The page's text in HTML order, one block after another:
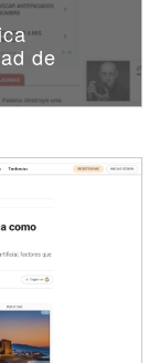
de